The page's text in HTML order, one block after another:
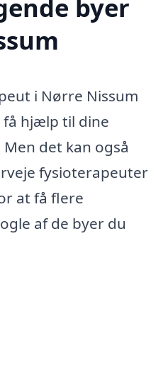
byer
i Nørre Nissum
hjælp til dine
det kan også
fysioterapeuter
at få flere
af de byer du